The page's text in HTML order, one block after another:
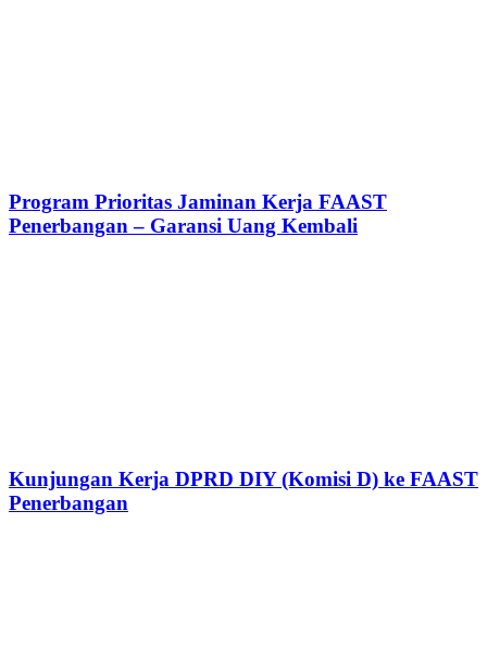
Program Prioritas Jaminan Kerja FAAST
Penerbangan – Garansi Uang Kembali
Kunjungan Kerja DPRD DIY (Komisi D) ke FAAST
Penerbangan